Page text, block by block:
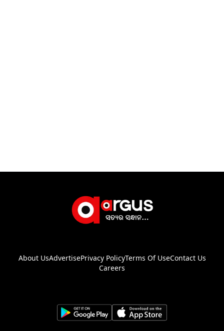
About UsAdvertisePrivacy PolicyTerms Of UseContact Us
Careers